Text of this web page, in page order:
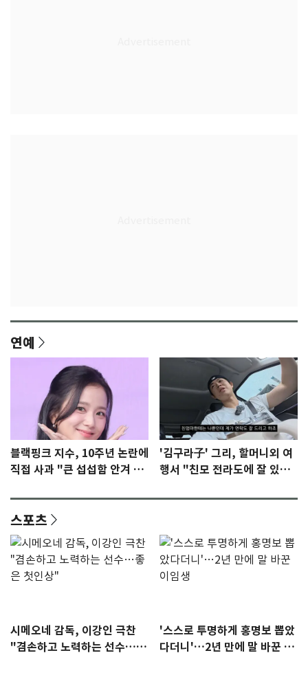
연예
블랙핑크 지수, 10주년 논란에
직접 사과 "큰 섭섭함 안겨 미
'김구라子' 그리, 할머니외 여
행서 "친모 전라도에 잘 있
스포츠
시메오네 감독, 이강인 극찬
"겸손하고 노력하는 선수…좋
'스스로 투명하게 홍명보 뽑았
다더니'…2년 만에 말 바꾼 이